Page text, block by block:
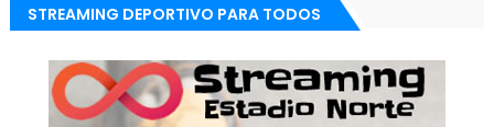
STREAMING DEPORTIVO PARA TODOS